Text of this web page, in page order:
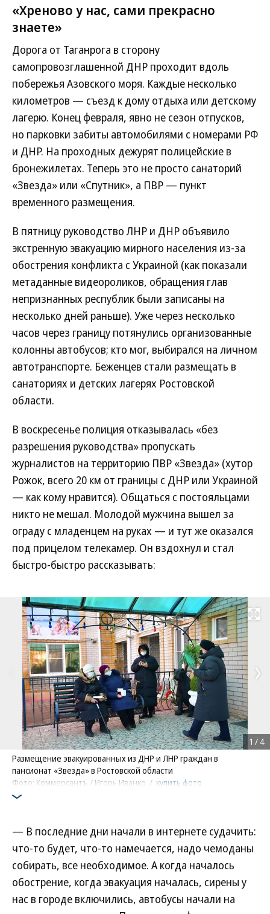
«Хреново у нас, сами прекрасно
знаете»
Дорога от Таганрога в сторону
самопровозглашенной ДНР проходит вдоль
побережья Азовского моря. Каждые несколько
километров — съезд к дому отдыха или детскому
лагерю. Конец февраля, явно не сезон отпусков,
но парковки забиты автомобилями с номерами РФ
и ДНР. На проходных дежурят полицейские в
бронежилетах. Теперь это не просто санаторий
«Звезда» или «Спутник», а ПВР — пункт
временного размещения.
В пятницу руководство ЛНР и ДНР объявило
экстренную эвакуацию мирного населения из-за
обострения конфликта с Украиной (как показали
метаданные видеороликов, обращения глав
непризнанных республик были записаны на
несколько дней раньше). Уже через несколько
часов через границу потянулись организованные
колонны автобусов; кто мог, выбирался на личном
автотранспорте. Беженцев стали размещать в
санаториях и детских лагерях Ростовской
области.
В воскресенье полиция отказывалась «без
разрешения руководства» пропускать
журналистов на территорию ПВР «Звезда» (хутор
Рожок, всего 20 км от границы с ДНР или Украиной
— как кому нравится). Общаться с постояльцами
никто не мешал. Молодой мужчина вышел за
ограду с младенцем на руках — и тут же оказался
под прицелом телекамер. Он вздохнул и стал
быстро-быстро рассказывать:
Развернуть
Размещение эвакуированных из ДНР и ЛНР граждан в
пансионат «Звезда» в Ростовской области
Фото: Коммерсантъ / Игорь Иванко / купить фото
1 / 4
— В последние дни начали в интернете судачить:
что-то будет, что-то намечается, надо чемоданы
собирать, все необходимое. А когда началось
обострение, когда эвакуация началась, сирены у
нас в городе включились, автобусы начали на